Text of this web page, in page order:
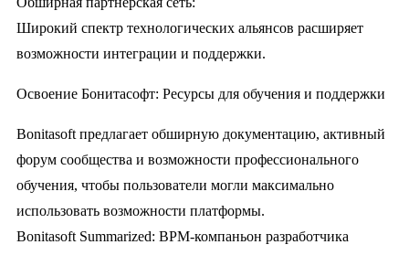
Широкий спектр технологических альянсов расширяет
возможности интеграции и поддержки.
Освоение Бонитасофт: Ресурсы для обучения и поддержки
Bonitasoft предлагает обширную документацию, активный
форум сообщества и возможности профессионального
обучения, чтобы пользователи могли максимально
использовать возможности платформы.
Bonitasoft Summarized: BPM-компаньон разработчика